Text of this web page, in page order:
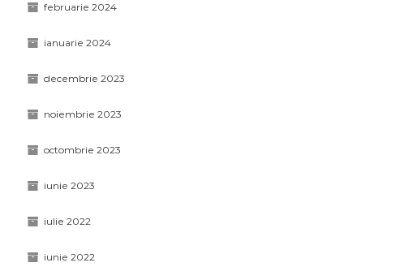
februarie 2024
ianuarie 2024
decembrie 2023
noiembrie 2023
octombrie 2023
iunie 2023
iulie 2022
iunie 2022